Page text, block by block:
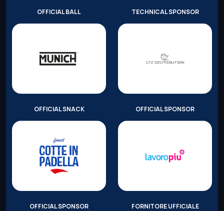
OFFICIAL BALL TECHNICAL SPONSOR
OFFICIAL SNACK OFFICIAL SPONSOR
OFFICIAL SPONSOR FORNITORE UFFICIALE